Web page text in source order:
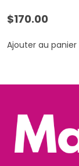
$170.00
Ajouter au panier